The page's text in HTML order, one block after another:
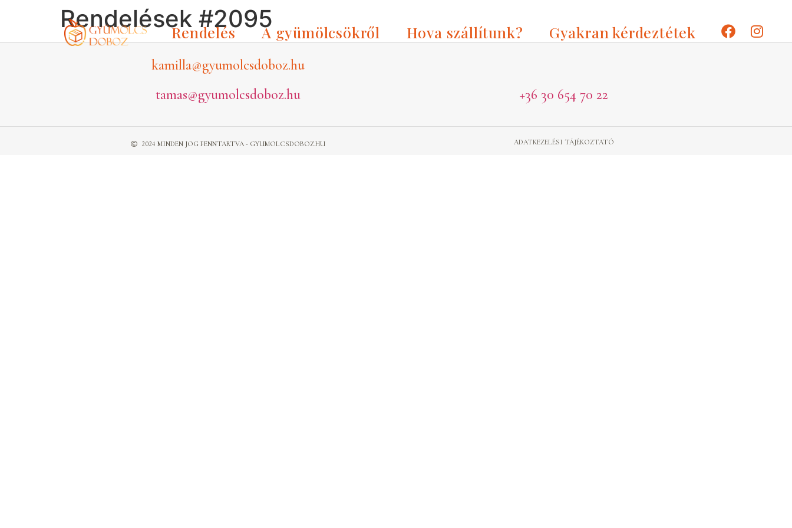
Rendelés A gyümölcsökről Hova szállítunk? Gyakran kérdeztétek
Rendelések #2095
kamilla@gyumolcsdoboz.hu
tamas@gyumolcsdoboz.hu
+36 30 654 70 22
2024 MINDEN JOG FENNTARTVA - GYUMOLCSDOBOZ.HU ADATKEZELÉSI TÁJÉKOZTATÓ